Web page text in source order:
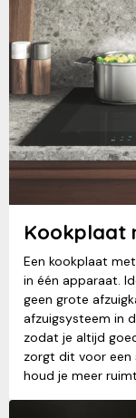
Kookplaat
Een kookplaat
in één apparaat.
geen grote
afzuigsysteem in
zodat je altijd
zorgt dit voor een
houd je meer